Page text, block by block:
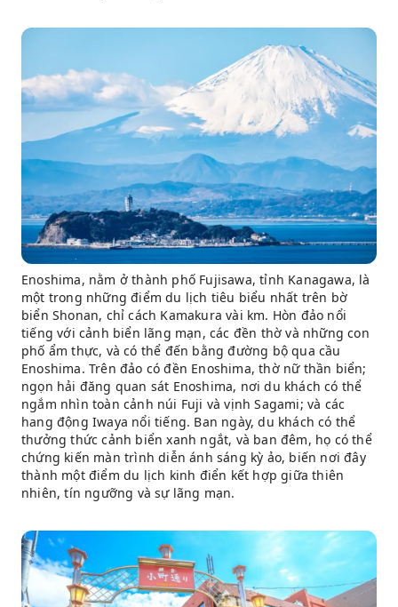
Enoshima, nằm ở thành phố Fujisawa, tỉnh Kanagawa, là
một trong những điểm du lịch tiêu biểu nhất trên bờ
biển Shonan, chỉ cách Kamakura vài km. Hòn đảo nổi
tiếng với cảnh biển lãng mạn, các đền thờ và những con
phố ẩm thực, và có thể đến bằng đường bộ qua cầu
Enoshima. Trên đảo có đền Enoshima, thờ nữ thần biển;
ngọn hải đăng quan sát Enoshima, nơi du khách có thể
ngắm nhìn toàn cảnh núi Fuji và vịnh Sagami; và các
hang động Iwaya nổi tiếng. Ban ngày, du khách có thể
thưởng thức cảnh biển xanh ngắt, và ban đêm, họ có thể
chứng kiến ​​màn trình diễn ánh sáng kỳ ảo, biến nơi đây
thành một điểm du lịch kinh điển kết hợp giữa thiên
nhiên, tín ngưỡng và sự lãng mạn.